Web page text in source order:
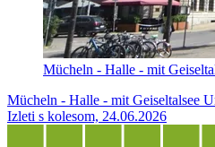
Mücheln - Halle - mit
Mücheln - Halle - mit Geiseltalsee
Izleti s kolesom, 24.06.2026